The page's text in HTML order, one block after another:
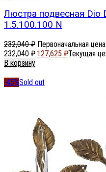
Люстра подвесная Dio
1.5.100.100 N
232,040₽ Первоначальная
232,040 ₽.127,625 ₽Текущая
В корзину
-45%Sold out